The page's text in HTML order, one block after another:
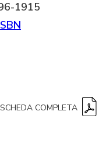
1915
SBN
COMPLETA